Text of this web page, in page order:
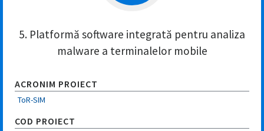
5. Platformă software integrată pentru analiza
malware a terminalelor mobile
ACRONIM PROIECT
ToR-SIM
COD PROIECT